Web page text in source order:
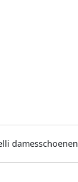
damesschoenen